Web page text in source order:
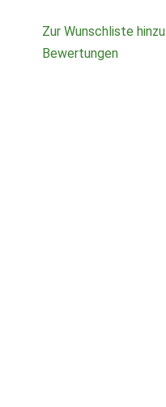
Zur Wunschliste
Bewertungen